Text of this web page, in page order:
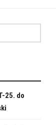
25. do